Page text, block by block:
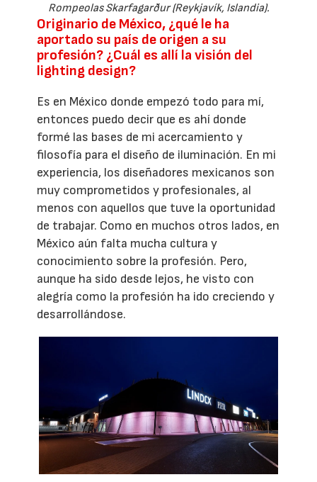
Rompeolas Skarfagarður (Reykjavík, Islandia).
Originario de México, ¿qué le ha
aportado su país de origen a su
profesión? ¿Cuál es allí la visión del
lighting design?
Es en México donde empezó todo para mí,
entonces puedo decir que es ahí donde
formé las bases de mi acercamiento y
filosofía para el diseño de iluminación. En mi
experiencia, los diseñadores mexicanos son
muy comprometidos y profesionales, al
menos con aquellos que tuve la oportunidad
de trabajar. Como en muchos otros lados, en
México aún falta mucha cultura y
conocimiento sobre la profesión. Pero,
aunque ha sido desde lejos, he visto con
alegría como la profesión ha ido creciendo y
desarrollándose.